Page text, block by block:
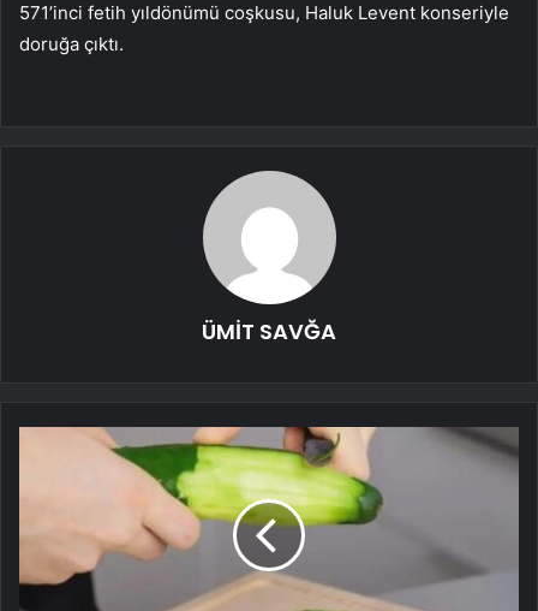
571’inci fetih yıldönümü coşkusu, Haluk Levent konseriyle
doruğa çıktı.
ÜMİT SAVĞA